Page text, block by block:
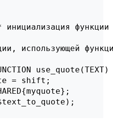
использующей
= shift;